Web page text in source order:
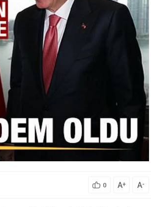
0 A+ A-